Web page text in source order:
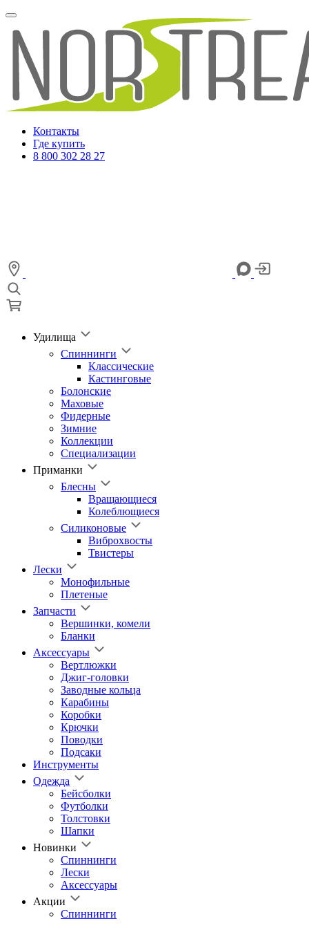
Контакты
Где купить
8 800 302 28 27
Удилища
Спиннинги
Классические
Кастинговые
Болонские
Маховые
Фидерные
Зимние
Коллекции
Специализации
Приманки
Блесны
Вращающиеся
Колеблющиеся
Силиконовые
Виброхвосты
Твистеры
Лески
Монофильные
Плетеные
Запчасти
Вершинки, комели
Бланки
Аксессуары
Вертлюжки
Джиг-головки
Заводные кольца
Карабины
Коробки
Крючки
Поводки
Подсаки
Инструменты
Одежда
Бейсболки
Футболки
Толстовки
Шапки
Новинки
Спиннинги
Лески
Аксессуары
Акции
Спиннинги